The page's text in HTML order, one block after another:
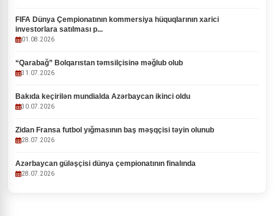
FIFA Dünya Çempionatının kommersiya hüquqlarının xarici
investorlara satılması p...
01.08.2026
“Qarabağ” Bolqarıstan təmsilçisinə məğlub olub
31.07.2026
Bakıda keçirilən mundialda Azərbaycan ikinci oldu
30.07.2026
Zidan Fransa futbol yığmasının baş məşqçisi təyin olunub
28.07.2026
Azərbaycan güləşçisi dünya çempionatının finalında
28.07.2026